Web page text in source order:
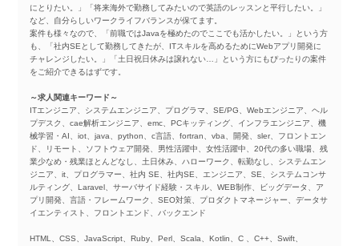
にとりたい。」「将来海外で勤務してみたいので英語のレッスンと平行したい。」
など、自分らしいワークライフバランスが保てます。
案件も様々なので、「前職ではJavaを極めたのでここでも活かしたい。」という方
も、「社内SEとして勤務してきたが、ITスキルを高めるためにWebアプリ開発に
チャレンジしたい。」「土日祝日休みは譲れない…」という方にもぴったりの案件
をご紹介できるはずです。
～求人関連キーワード～
ITエンジニア、システムエンジニア、プログラマ、SE/PG、Webエンジニア、ヘル
プデスク、cae解析エンジニア、emc、PCキッティング、インフラエンジニア、機
械学習・AI、iot、java、python、c言語、fortran、vba、開発、sler、フロントエン
ド、リモート、ソフトウェア開発、男性活躍中、女性活躍中、20代の多い職場、残
業少なめ・残業ほとんどなし、土日休み、ハローワーク、転勤なし、システムエン
ジニア、it、プログラマー、社内 SE、社内SE、エンジニア、SE、システムコンサ
ルティング、Laravel、サーバサイド経験・スキル、WEB制作、ビッグデータ、ア
プリ開発、言語・フレームワーク、SEO対策、プロダクトマネージャー、データサ
イエンティスト、フロントエンド、バックエンド
HTML、CSS、JavaScript、Ruby、Perl、Scala、Kotlin、C 、C++、Swift、